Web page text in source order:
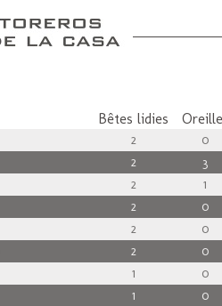
Bêtes lidies
2
0
2
3
2
1
2
0
2
0
2
0
1
0
1
0